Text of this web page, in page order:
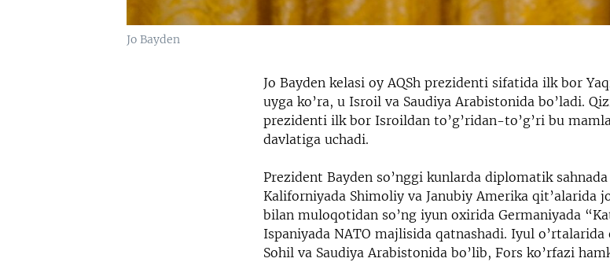
Jo Bayden
Jo Bayden kelasi oy AQSh prezidenti sifatida ilk bor
uyga ko’ra, u Isroil va Saudiya Arabistonida bo’ladi.
prezidenti ilk bor Isroildan to’g’ridan-to’g’ri bu
davlatiga uchadi.
Prezident Bayden so’nggi kunlarda diplomatik
Kaliforniyada Shimoliy va Janubiy Amerika qit’alarida
bilan muloqotidan so’ng iyun oxirida Germaniyada
Ispaniyada NATO majlisida qatnashadi. Iyul o’rtalarida
Sohil va Saudiya Arabistonida bo’lib, Fors ko’rfazi